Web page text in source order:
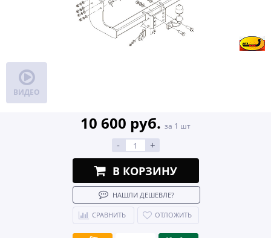
ВИДЕО
10 600 руб. за 1 шт
- +
В КОРЗИНУ
НАШЛИ ДЕШЕВЛЕ?
СРАВНИТЬ ОТЛОЖИТЬ